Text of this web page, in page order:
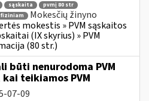
sąskaita
pvmį 80 str
Mokesčių žinyno
mokestis » PVM sąskaitos
(IX skyrius) » PVM
(80 str.)
būti nenurodoma PVM
teikiamos PVM
07-09